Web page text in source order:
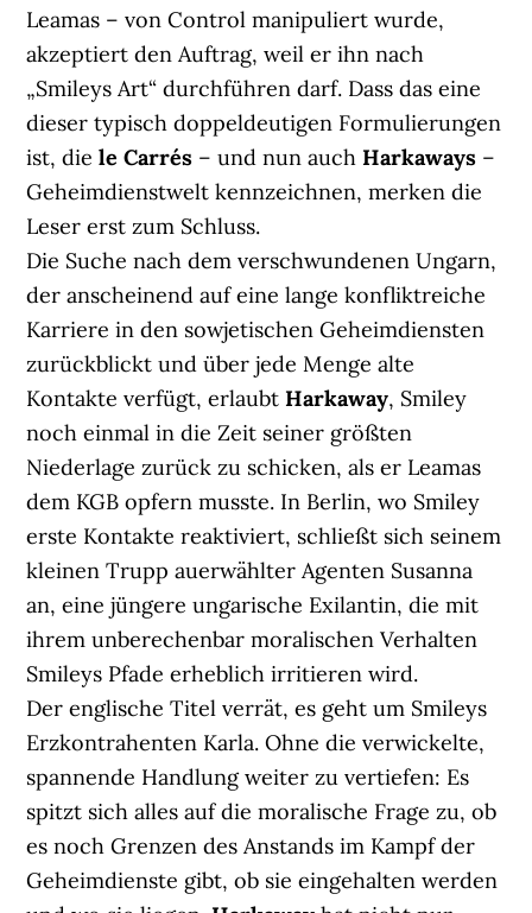
Leamas – von Control manipuliert wurde,
akzeptiert den Auftrag, weil er ihn nach
„Smileys Art“ durchführen darf. Dass das eine
dieser typisch doppeldeutigen Formulierungen
ist, diele Carrés – und nun auchHarkaways –
Geheimdienstwelt kennzeichnen, merken die
Leser erst zum Schluss.
Die Suche nach dem verschwundenen Ungarn,
der anscheinend auf eine lange konfliktreiche
Karriere in den sowjetischen Geheimdiensten
zurückblickt und über jede Menge alte
Kontakte verfügt, erlaubtHarkaway, Smiley
noch einmal in die Zeit seiner größten
Niederlage zurück zu schicken, als er Leamas
dem KGB opfern musste. In Berlin, wo Smiley
erste Kontakte reaktiviert, schließt sich seinem
kleinen Trupp auerwählter Agenten Susanna
an, eine jüngere ungarische Exilantin, die mit
ihrem unberechenbar moralischen Verhalten
Smileys Pfade erheblich irritieren wird.
Der englische Titel verrät, es geht um Smileys
Erzkontrahenten Karla. Ohne die verwickelte,
spannende Handlung weiter zu vertiefen: Es
spitzt sich alles auf die moralische Frage zu, ob
es noch Grenzen des Anstands im Kampf der
Geheimdienste gibt, ob sie eingehalten werden